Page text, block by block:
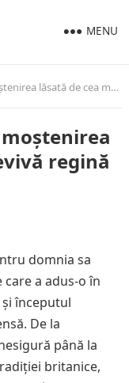
MENU
mai longevivă regină a Marii Britanii
regină
domnia sa
a adus-o în
începutul
De la
până la
britanice,